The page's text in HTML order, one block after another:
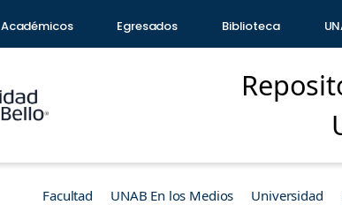
Académicos Egresados Biblioteca
Facultad UNAB En los Medios Universidad